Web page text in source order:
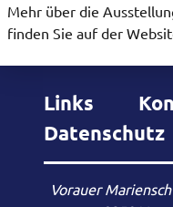
Mehr über die
finden Sie auf der
Links
Datenschutz
Vorauer